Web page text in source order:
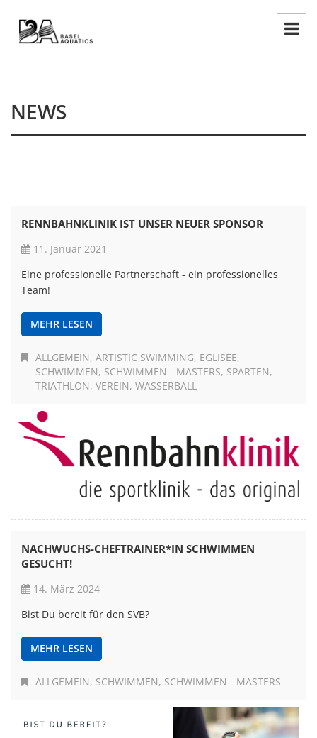
NEWS
RENNBAHNKLINIK IST UNSER NEUER SPONSOR
11. Januar 2021
Eine professionelle Partnerschaft - ein professionelles
Team!
MEHR LESEN
ALLGEMEIN ARTISTIC SWIMMING EGLISEE
SCHWIMMEN SCHWIMMEN - MASTERS SPARTEN
TRIATHLON VEREIN WASSERBALL
NACHWUCHS-CHEFTRAINER*IN SCHWIMMEN
GESUCHT!
14. März 2024
Bist Du bereit für den SVB?
MEHR LESEN
ALLGEMEIN SCHWIMMEN SCHWIMMEN - MASTERS